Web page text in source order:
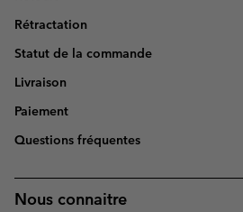
Rétractation
Statut de la commande
Livraison
Paiement
Questions fréquentes
Nous connaitre